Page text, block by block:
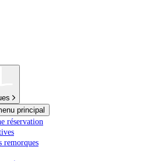
principal
réservation
remorques